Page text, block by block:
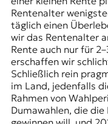
Rentenalter
täglich einen
wir das Rentenalter
Rente auch nur für
erschaffen wir
Schließlich rein
im Land, jedenfalls
Rahmen von
Dumawahlen, die die